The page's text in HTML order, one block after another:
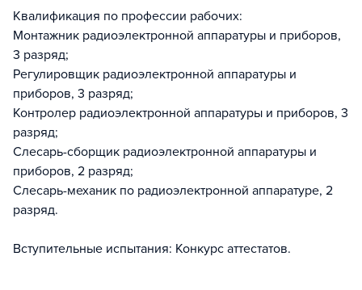
Квалификация по профессии рабочих:
Монтажник радиоэлектронной аппаратуры и приборов,
3 разряд;
Регулировщик радиоэлектронной аппаратуры и
приборов, 3 разряд;
Контролер радиоэлектронной аппаратуры и приборов, 3
разряд;
Слесарь-сборщик радиоэлектронной аппаратуры и
приборов, 2 разряд;
Слесарь-механик по радиоэлектронной аппаратуре, 2
разряд.
Вступительные испытания: Конкурс аттестатов.